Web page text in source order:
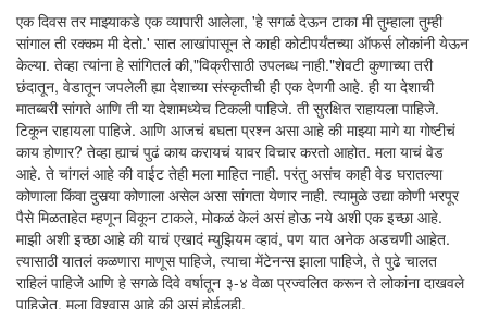
एक दिवस तर माझ्याकडे एक व्यापारी आलेला, 'हे सगळं देऊन टाका मी तुम्हाला तुम्ही
सांगाल ती रक्कम मी देतो.' सात लाखांपासून ते काही कोटीपर्यंतच्या ऑफर्स लोकांनी येऊन
केल्या. तेव्हा त्यांना हे सांगितलं की,"विक्रीसाठी उपलब्ध नाही."शेवटी कुणाच्या तरी
छंदातून, वेडातून जपलेली ह्या देशाच्या संस्कृतीची ही एक देणगी आहे. ही या देशाची
मातब्बरी सांगते आणि ती या देशामध्येच टिकली पाहिजे. ती सुरक्षित राहायला पाहिजे.
टिकून राहायला पाहिजे. आणि आजचं बघता प्रश्न असा आहे की माझ्या मागे या गोष्टीचं
काय होणार? तेव्हा ह्याचं पुढं काय करायचं यावर विचार करतो आहोत. मला याचं वेड
आहे. ते चांगलं आहे की वाईट तेही मला माहित नाही. परंतु असंच काही वेड घरातल्या
कोणाला किंवा दुसर्‍या कोणाला असेल असा सांगता येणार नाही. त्यामुळे उद्या कोणी भरपूर
पैसे मिळताहेत म्हणून विकून टाकले, मोकळं केलं असं होऊ नये अशी एक इच्छा आहे.
माझी अशी इच्छा आहे की याचं एखादं म्युझियम व्हावं, पण यात अनेक अडचणी आहेत.
त्यासाठी यातलं कळणारा माणूस पाहिजे, त्याचा मेंटेनन्स झाला पाहिजे, ते पुढे चालत
राहिलं पाहिजे आणि हे सगळे दिवे वर्षातून ३-४ वेळा प्रज्वलित करून ते लोकांना दाखवले
पाहिजेत. मला विश्वास आहे की असं होईलही.